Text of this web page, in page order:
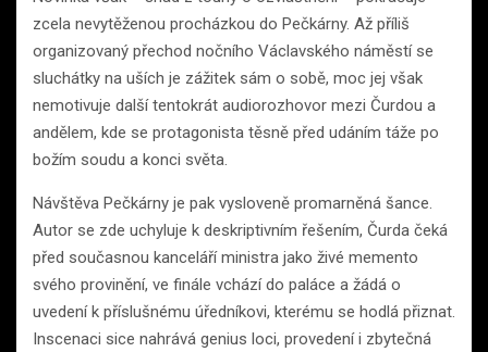
zcela nevytěženou procházkou do Pečkárny. Až příliš
organizovaný přechod nočního Václavského náměstí se
sluchátky na uších je zážitek sám o sobě, moc jej však
nemotivuje další tentokrát audiorozhovor mezi Čurdou a
andělem, kde se protagonista těsně před udáním táže po
božím soudu a konci světa.
Návštěva Pečkárny je pak vysloveně promarněná šance.
Autor se zde uchyluje k deskriptivním řešením, Čurda čeká
před současnou kanceláří ministra jako živé memento
svého provinění, ve finále vchází do paláce a žádá o
uvedení k příslušnému úředníkovi, kterému se hodlá přiznat.
Inscenaci sice nahrává genius loci, provedení i zbytečná